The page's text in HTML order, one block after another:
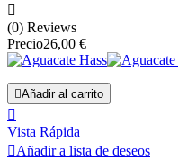

(0) Reviews
Precio26,00 €
Añadir al carrito

Vista Rápida
Añadir a lista de deseos